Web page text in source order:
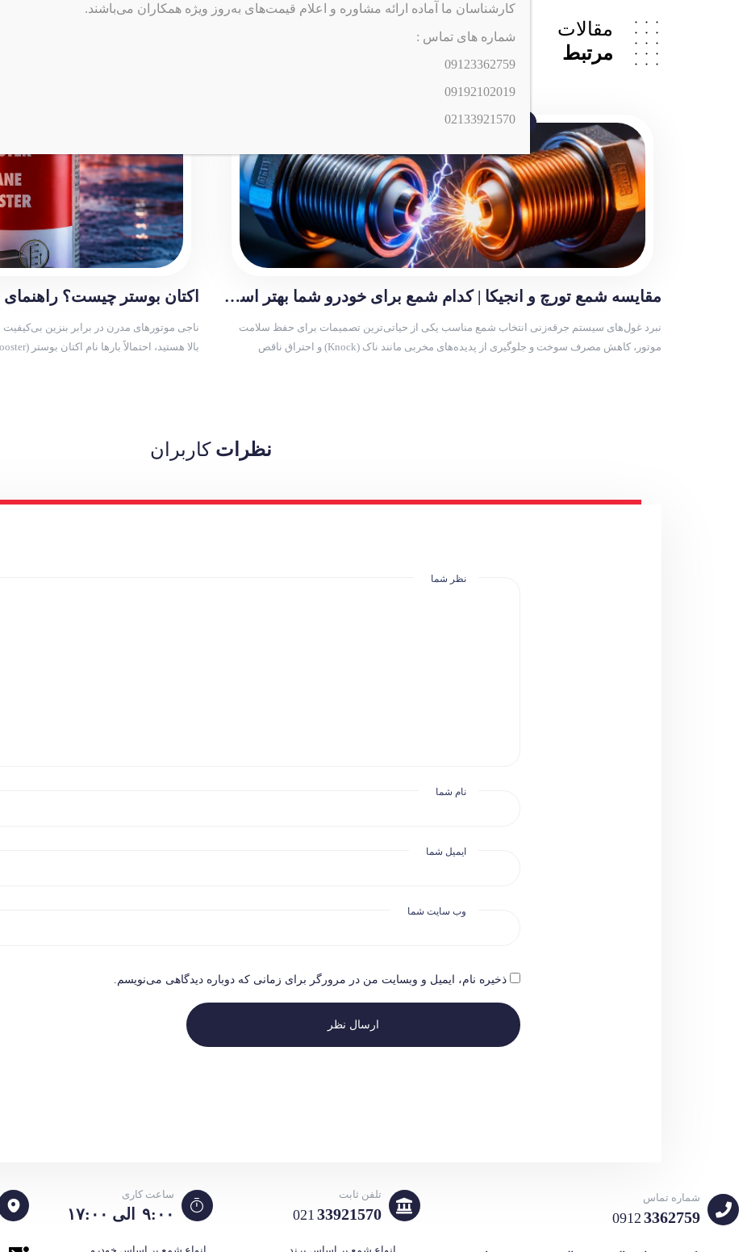
مقالات
مرتبط
اطلاع رسانی
مقایسه شمع تورچ و انجیکا | کدام شمع برای خودرو شما بهتر است؟
نبرد غول‌های سیستم جرقه‌زنی انتخاب شمع مناسب یکی از حیاتی‌ترین تصمیمات برای حفظ سلامت
موتور، کاهش مصرف سوخت و جلوگیری از پدیده‌های مخربی مانند ناک (Knock) و احتراق ناقص
اکتان بوستر چیست؟
نظراتکاربران
نظر شما
نام شما
ایمیل شما
وب سایت شما
ذخیره نام، ایمیل و وبسایت من در مرورگر برای زمانی که دوباره دیدگاهی می‌نویسم.
ارسال نظر
شماره تماس
0912 3362759
تلفن ثابت
021 33921570
ساعت کاری
۹:۰۰ الی ۱۷:۰۰
کارشناسان ما آماده ارائه مشاوره و اعلام قیمت‌های به‌روز ویژه همکاران می‌باشند.
شماره های تماس :
09123362759
09192102019
02133921570